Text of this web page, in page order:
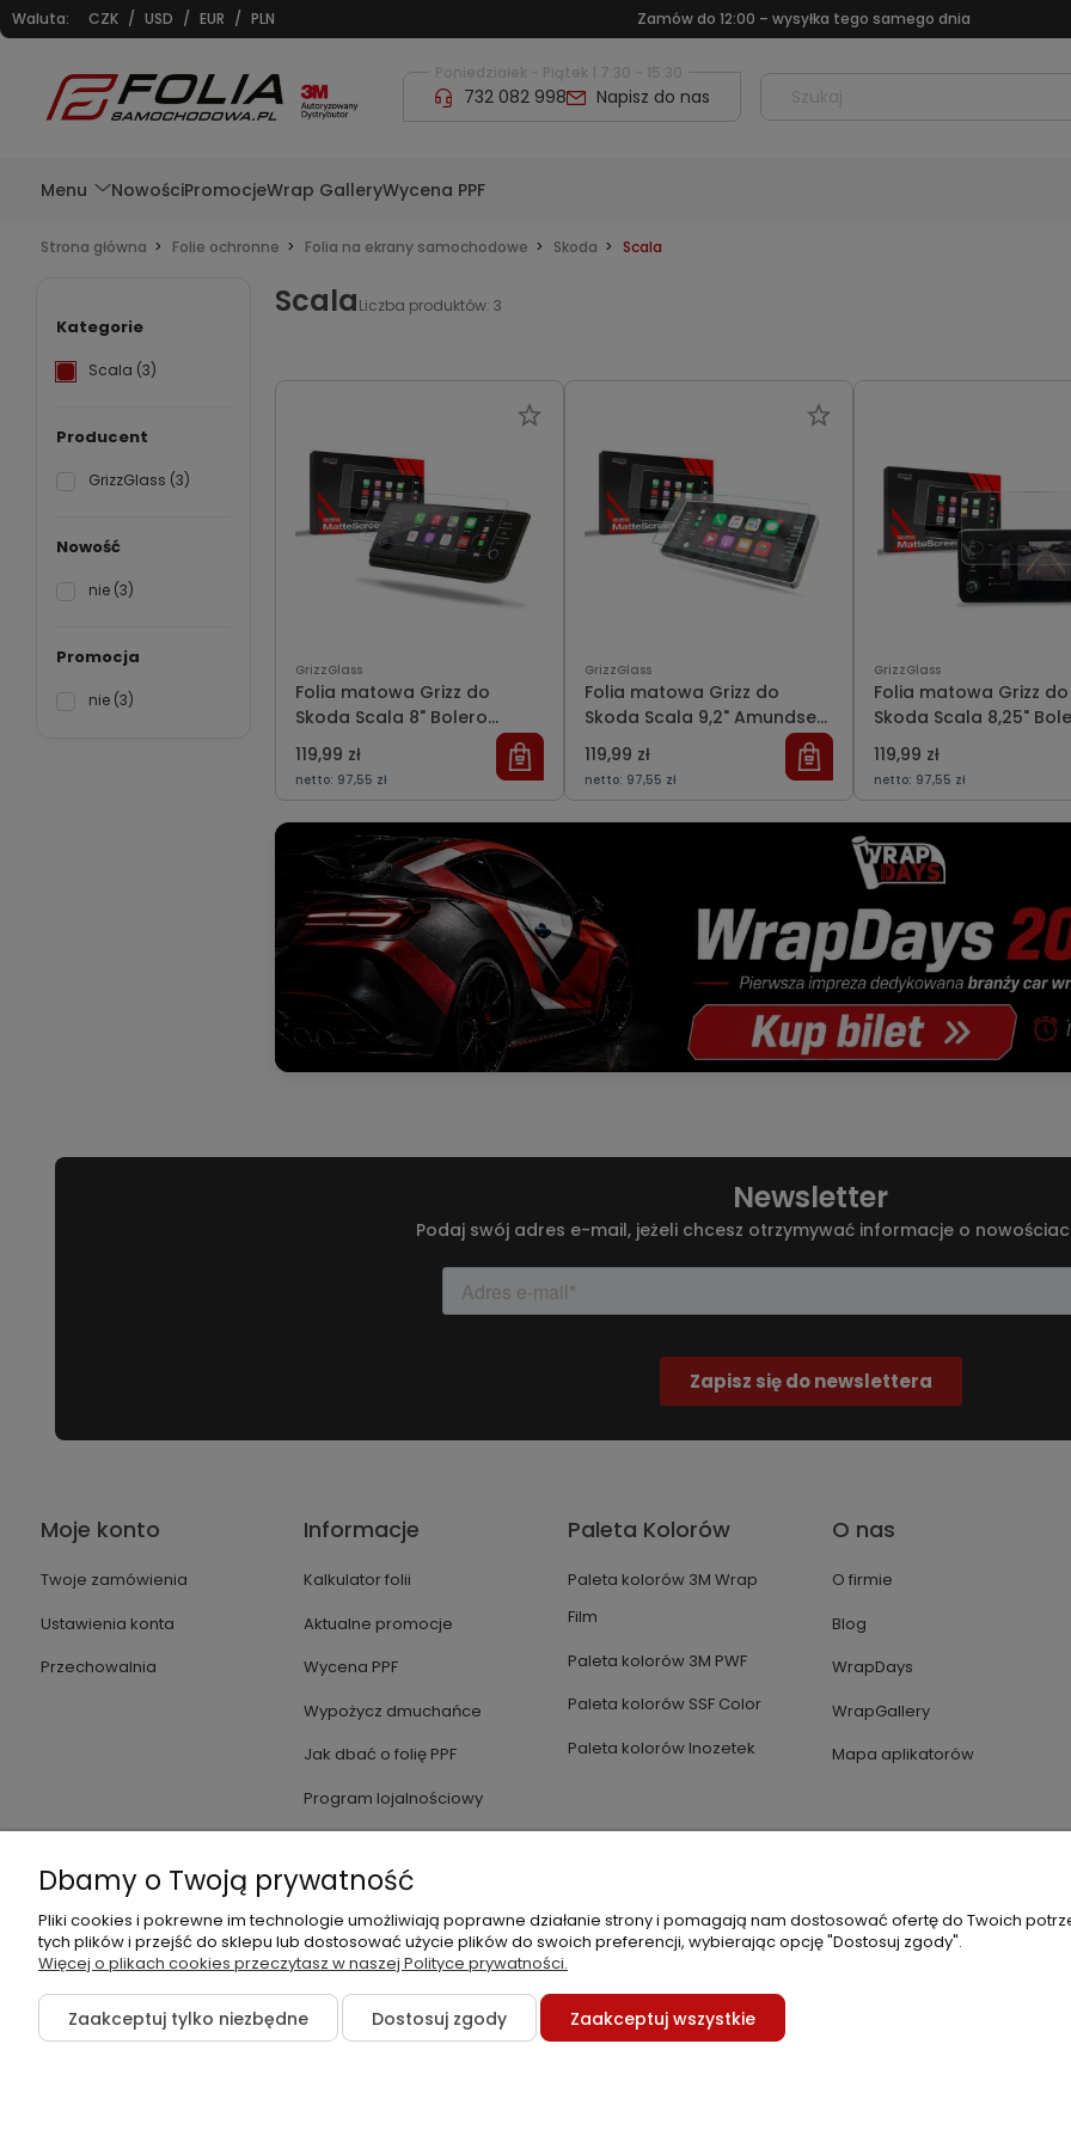
Waluta: CZK / USD / EUR / PLN Zamów do 12:00 – wysyłka tego samego dnia
Poniedziałek - Piątek | 7:30 - 15:30
732 082 998 Napisz do nas
Menu NowościPromocjeWrap GalleryWycena PPF
Strona główna Folie ochronne Folia na ekrany samochodowe Skoda Scala
Kategorie
Scala (3)
Producent
GrizzGlass (3)
Nowość
nie (3)
Promocja
nie (3)
ScalaLiczba produktów: 3
GrizzGlass
Folia matowa Grizz do
Skoda Scala 8" Bolero
(2019-2024)
119,99 zł
netto: 97,55 zł
GrizzGlass
Folia matowa Grizz do
Skoda Scala 9,2" Amundsen
(2019-2023)
119,99 zł
netto: 97,55 zł
GrizzGlass
Folia matowa Grizz do
Skoda Scala 8,25"
(2024-2025)
119,99 zł
netto: 97,55 zł
Newsletter
Podaj swój adres e-mail, jeżeli chcesz otrzymywać informacje o
Moje konto
Twoje zamówienia
Ustawienia konta
Przechowalnia
Informacje
Kalkulator folii
Aktualne promocje
Wycena PPF
Wypożycz dmuchańce
Jak dbać o folię PPF
Program lojalnościowy
Paleta Kolorów
Paleta kolorów 3M Wrap
Film
Paleta kolorów 3M PWF
Paleta kolorów SSF Color
Paleta kolorów Inozetek
O nas
O firmie
Blog
WrapDays
WrapGallery
Mapa aplikatorów
Dbamy o Twoją prywatność
Pliki cookies i pokrewne im technologie umożliwiają poprawne działanie strony i pomagają nam dostosować ofertę do Twoich
tych plików i przejść do sklepu lub dostosować użycie plików do swoich preferencji, wybierając opcję "Dostosuj zgody".
Więcej o plikach cookies przeczytasz w naszej Polityce prywatności.
Zaakceptuj tylko niezbędne Dostosuj zgody Zaakceptuj wszystkie